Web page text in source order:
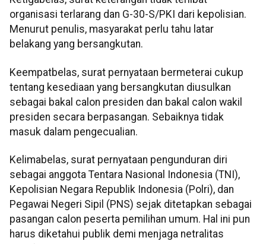
organisasi terlarang dan G-30-S/PKI dari kepolisian.
Menurut penulis, masyarakat perlu tahu latar
belakang yang bersangkutan.
Keempatbelas, surat pernyataan bermeterai cukup
tentang kesediaan yang bersangkutan diusulkan
sebagai bakal calon presiden dan bakal calon wakil
presiden secara berpasangan. Sebaiknya tidak
masuk dalam pengecualian.
Kelimabelas, surat pernyataan pengunduran diri
sebagai anggota Tentara Nasional Indonesia (TNI),
Kepolisian Negara Republik Indonesia (Polri), dan
Pegawai Negeri Sipil (PNS) sejak ditetapkan sebagai
pasangan calon peserta pemilihan umum. Hal ini pun
harus diketahui publik demi menjaga netralitas